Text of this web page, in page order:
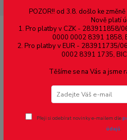
Digitální
Kč
POZOR!! od 3.8. došlo ke změně
Nově platí
1. Pro platby v CZK - 283911858/
0000 0002 8391 1858,
2. Pro platby v EUR - 283911735/
0002 8391 1735,
Těšíme se na Vás a jsme
Přeji si odebírat novinky e-mailem dle
údajů.